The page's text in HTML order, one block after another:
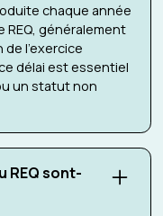
chaque année
REQ, généralement
de l'exercice
délai est essentiel
un statut non
REQ sont-